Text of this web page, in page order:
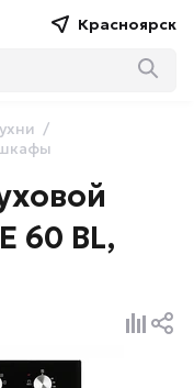
Красноярск
60 BL,